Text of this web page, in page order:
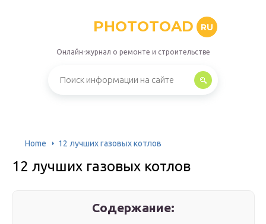
PHOTOTOAD RU
Онлайн-журнал о ремонте и строительстве
Home 12 лучших газовых котлов
12 лучших газовых котлов
Содержание: